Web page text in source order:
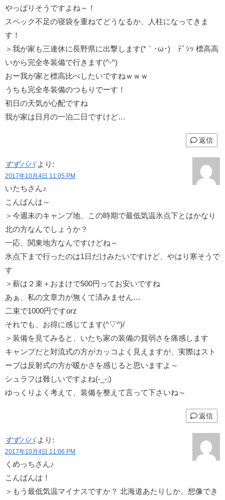
やっぱりそうですよね～！
スペック不足の寝袋を重ねてどうなるか、人柱になってきま
す！
＞我が家も三連休に長野県に出撃します(*｀･ω･)ゞﾃﾞｼｯ 標高高
いから完全冬装備で行きます(^-^)
おー我が家と標高比べしたいですねｗｗｗ
うちも完全冬装備のつもりでーす！
初日の天気が心配ですね
我が家は日月の一泊二日ですけど…
返信
すずパパ より:
2017年10月4日 11:05 PM
いたちさん♪
こんばんは～
＞今週末のキャンプ地、この時期で最低気温氷点下とはかなり
北の方なんでしょうか？
一応、関東地方なんですけどね～
氷点下まで行ったのは1日だけみたいですけど、やはり寒そうで
す
＞薪は２束＋おまけで500円ってお安いですね
あぁ、私の文章力が無くて済みません…
二束で1000円ですorz
それでも、お得に感じてます(^▽^)/
＞装備を見てみると、いたち家の装備の貧弱さを痛感します
キャンプだと対流式の方がカッコよく見えますが、実際はスト
ーブは反射式の方が暖かさを感じると思いますよ～
シュラフは難しいですよね(-_-;)
ゆっくりよく考えて、装備を整えて言って下さいね～
返信
すずパパ より:
2017年10月4日 11:06 PM
くめっちさん♪
こんばんは！
＞もう最低気温マイナスですか？ 北海道あたりしか、想像でき